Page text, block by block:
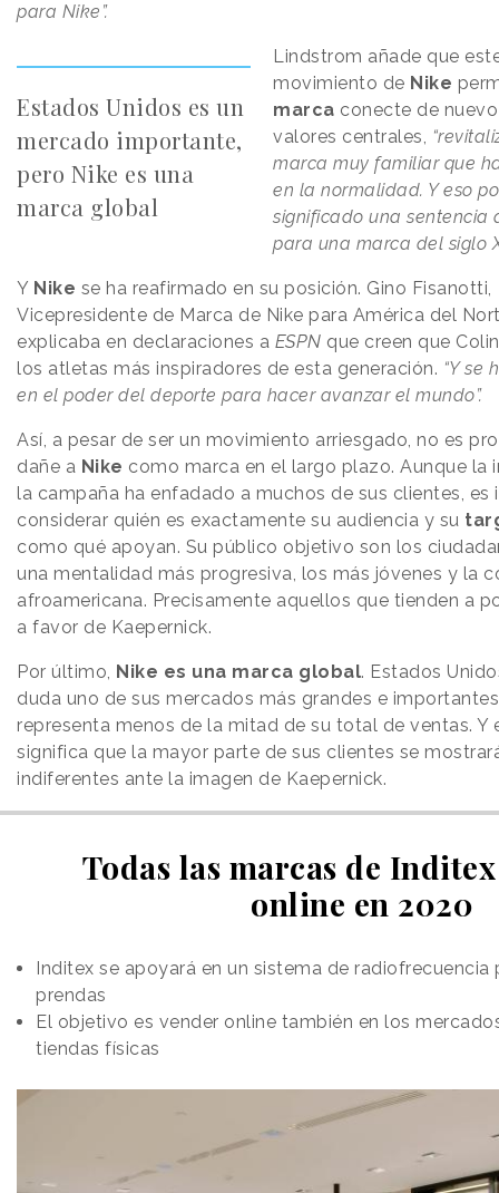
para Nike”.
Estados Unidos es un
mercado importante,
pero Nike es una
marca global
Lindstrom añade que
movimiento de Nike
marca conecte de
valores centrales,
marca muy familiar que
en la normalidad. Y eso
significado una sentencia
para una marca del siglo
Y Nike se ha reafirmado en su posición. Gino Fisanotti,
Vicepresidente de Marca de Nike para América del
explicaba en declaraciones a ESPN que creen que
los atletas más inspiradores de esta generación. “Y se
en el poder del deporte para hacer avanzar el mundo”.
Así, a pesar de ser un movimiento arriesgado, no es
dañe a Nike como marca en el largo plazo. Aunque la
la campaña ha enfadado a muchos de sus clientes, es
considerar quién es exactamente su audiencia y su
como qué apoyan. Su público objetivo son los
una mentalidad más progresiva, los más jóvenes y la
afroamericana. Precisamente aquellos que tienden a
a favor de Kaepernick.
Por último, Nike es una marca global. Estados
duda uno de sus mercados más grandes e
representa menos de la mitad de su total de ventas. Y
significa que la mayor parte de sus clientes se
indiferentes ante la imagen de Kaepernick.
Todas las marcas de
online en 2020
Inditex se apoyará en un sistema de radiofrecuencia
prendas
El objetivo es vender online también en los
tiendas físicas